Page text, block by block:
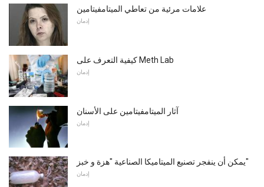
علامات مرئية من تعاطي الميتامفيتامين
إدمان
كيفية التعرف على Meth Lab
إدمان
آثار الميتامفيتامين على الأسنان
إدمان
يمكن أن ينفجر تصنيع الميتاميكا الصناعية "هزة و خبز"
إدمان